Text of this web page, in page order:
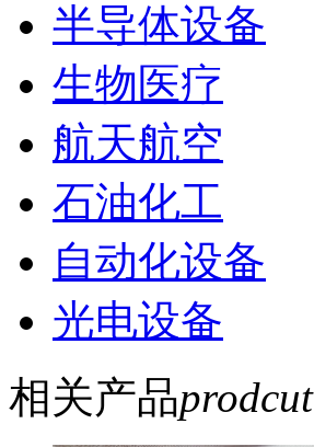
半导体设备
生物医疗
航天航空
石油化工
自动化设备
光电设备
相关产品prodcut